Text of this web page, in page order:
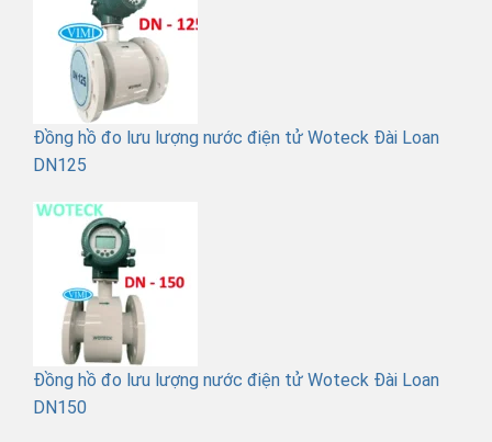
Đồng hồ đo lưu lượng nước điện tử Woteck Đài Loan
DN125
Đồng hồ đo lưu lượng nước điện tử Woteck Đài Loan
DN150